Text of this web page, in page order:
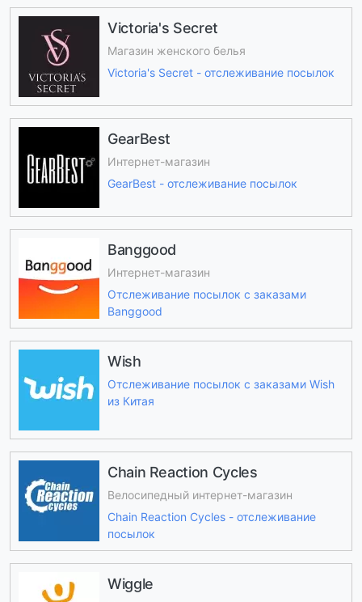
Victoria's Secret
Магазин женского белья
Victoria's Secret - отслеживание посылок
GearBest
Интернет-магазин
GearBest - отслеживание посылок
Banggood
Интернет-магазин
Отслеживание посылок с заказами
Banggood
Wish
Отслеживание посылок с заказами Wish
из Китая
Chain Reaction Cycles
Велосипедный интернет-магазин
Chain Reaction Cycles - отслеживание
посылок
Wiggle